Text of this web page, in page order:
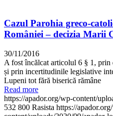
Cazul Parohia greco-
României – decizia Marii
30/11/2016
A fost încălcat articolul 6 § 1, prin
și prin incertitudinile legislative
Lupeni tot fără biserică rămâne
Read more
https://apador.org/wp-content/
532 800 Rasista https://